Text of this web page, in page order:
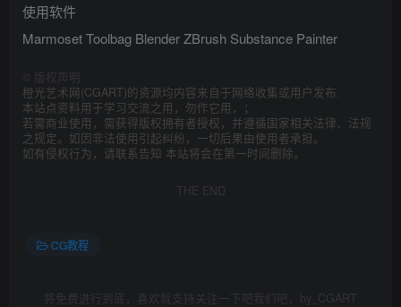
使用软件
Marmoset Toolbag Blender ZBrush Substance Painter
版权声明
橙光艺术网(CGART)的资源均内容来自于网络收集或用户发布.
本站点资料用于学习交流之用，勿作它用，；
若需商业使用，需获得版权拥有者授权，并遵循国家相关法律、法规
之规定。如因非法使用引起纠纷，一切后果由使用者承担。
如有侵权行为，请联系告知 本站将会在第一时间删除。
THE END
CG教程
将免费进行到底，喜欢就支持关注一下吧我们吧，by_CGART